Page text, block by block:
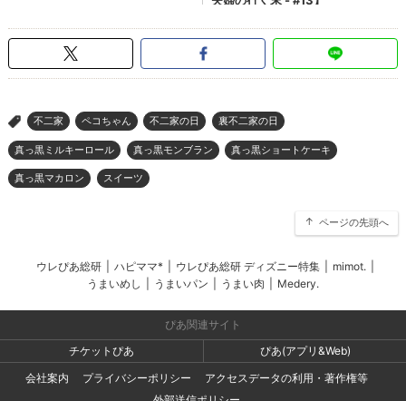
> 不二家 ペコちゃん 不二家の日 裏不二家の日
真っ黒ミルキーロール 真っ黒モンブラン 真っ黒ショートケーキ
真っ黒マカロン スイーツ
ページの先頭へ
ウレぴあ総研 ハピママ* ウレぴあ総研 ディズニー特集 mimot.
うまいめし
うまいパン うまい肉 Medery.
ぴあ関連サイト
チケットぴあ
ぴあ(アプリ&Web)
会社案内
プライバシーポリシー
アクセスデータの利用・著作権等